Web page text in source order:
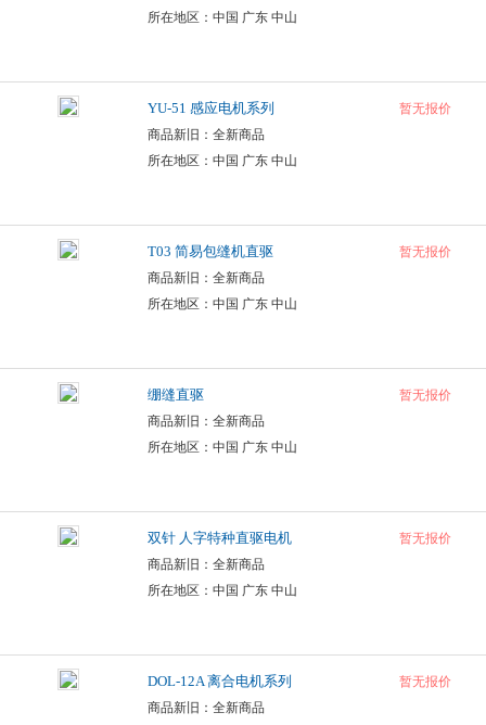
所在地区：中国 广东 中山
YU-51 感应电机系列
商品新旧：全新商品
所在地区：中国 广东 中山
暂无报价
T03 简易包缝机直驱
商品新旧：全新商品
所在地区：中国 广东 中山
暂无报价
绷缝直驱
商品新旧：全新商品
所在地区：中国 广东 中山
暂无报价
双针 人字特种直驱电机
商品新旧：全新商品
所在地区：中国 广东 中山
暂无报价
DOL-12A 离合电机系列
商品新旧：全新商品
暂无报价